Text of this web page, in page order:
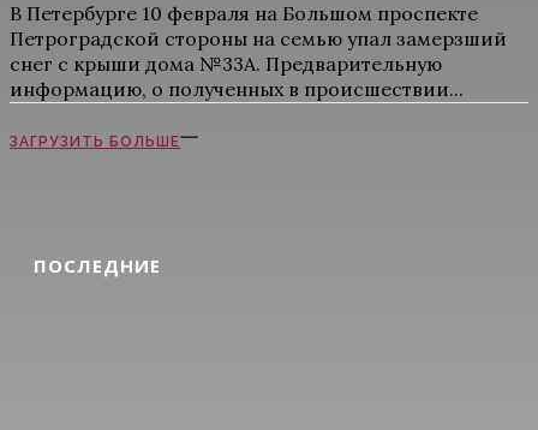
ПОСЛЕДНИЕ
В Петербурге 10 февраля на Большом проспекте
Петроградской стороны на семью упал замерзший
снег с крыши дома №33А. Предварительную
информацию, о полученных в происшествии...
ЗАГРУЗИТЬ БОЛЬШЕ